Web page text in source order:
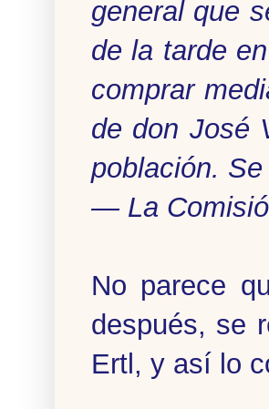
general que
de la tarde
comprar
de don José
población.
— La
No parece
después, se
Ertl, y así lo